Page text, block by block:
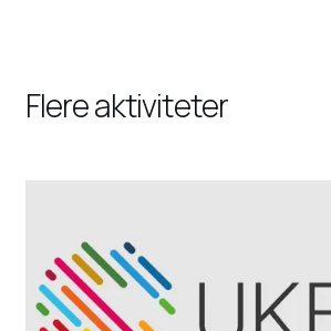
Flere aktiviteter